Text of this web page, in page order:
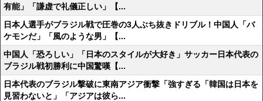
有能」「謙虚で礼儀正しい」【...
日本人選手がブラジル戦で圧巻の3人ぶち抜きドリブル！中国人「バ
ケモンだ」「風のような男」【...
中国人「恐ろしい」「日本のスタイルが大好き」サッカー日本代表の
ブラジル戦初勝利に中国驚嘆【...
日本代表のブラジル撃破に東南アジア衝撃「強すぎる「韓国は日本を
見習わないと」「アジアは彼ら...